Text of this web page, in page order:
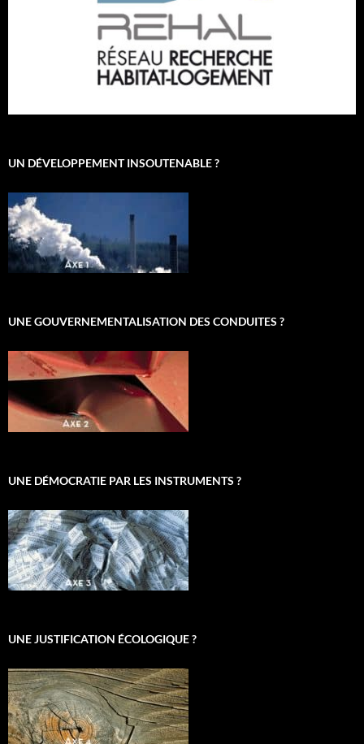
UN DÉVELOPPEMENT INSOUTENABLE ?
UNE GOUVERNEMENTALISATION DES CONDUITES ?
UNE DÉMOCRATIE PAR LES INSTRUMENTS ?
UNE JUSTIFICATION ÉCOLOGIQUE ?